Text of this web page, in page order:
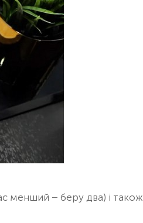
менший – беру два) і також